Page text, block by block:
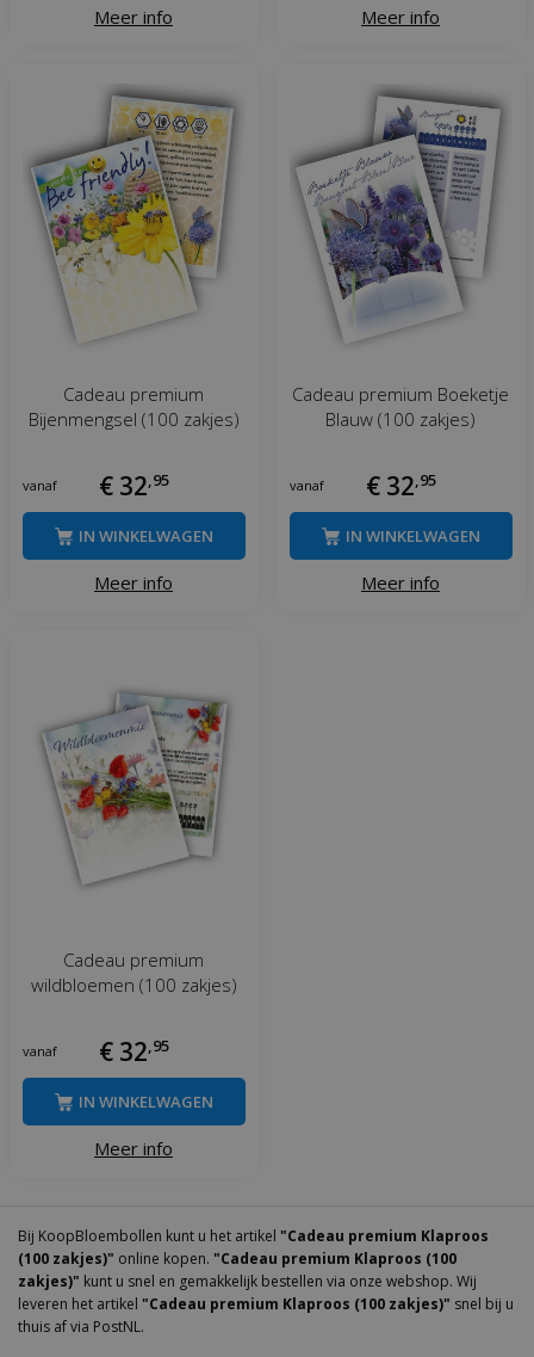
Meer info Meer info
Cadeau premium
Bijenmengsel (100 zakjes)
vanaf € 32,95
Meer info
IN WINKELWAGEN
Cadeau premium Boeketje
Blauw (100 zakjes)
vanaf € 32,95
Meer info
IN WINKELWAGEN
Cadeau premium
wildbloemen (100 zakjes)
vanaf € 32,95
Meer info
IN WINKELWAGEN
Bij KoopBloembollen kunt u het artikel "Cadeau premium Klaproos
(100 zakjes)" online kopen. "Cadeau premium Klaproos (100
zakjes)" kunt u snel en gemakkelijk bestellen via onze webshop. Wij
leveren het artikel "Cadeau premium Klaproos (100 zakjes)" snel bij u
thuis af via PostNL.